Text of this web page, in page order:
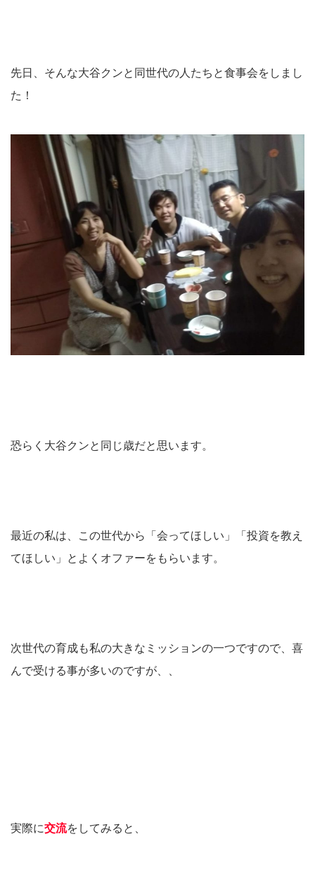
先日、そんな大谷クンと同世代の人たちと食事会をしまし
た！
恐らく大谷クンと同じ歳だと思います。
最近の私は、この世代から「会ってほしい」「投資を教え
てほしい」とよくオファーをもらいます。
次世代の育成も私の大きなミッションの一つですので、喜
んで受ける事が多いのですが、、
実際に交流をしてみると、